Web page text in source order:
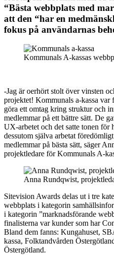
“Bästa webbplats med
att den “har en
fokus på användarnas
Kommunals A-kassas
-Jag är oerhört stolt över vinsten
projektet! Kommunals a-kassa
göra ett omtag kring struktur och
medlemmar på ett bättre sätt. De
UX-arbetet och det satte tonen för
dessutom själva arbetat
medlemmar på bästa sätt, säger
projektledare för Kommunals A-
Anna Rundqwist,
Sitevision Awards delas ut i tre
webbplats i kategorin
i kategorin ”marknadsförande
finalisterna var kunder som har
Bland dem fanns: Kungahuset,
kassa, Folktandvården
Östergötland.